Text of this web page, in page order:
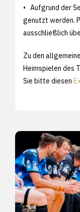
• Aufgrund der
genutzt werden.
ausschließlich
Zu den
Heimspielen des
Sie bitte diesen